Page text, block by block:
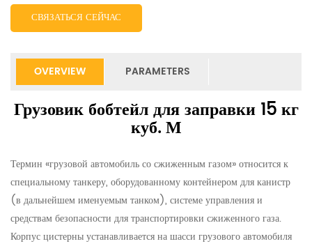
СВЯЗАТЬСЯ СЕЙЧАС
OVERVIEW PARAMETERS
Грузовик бобтейл для заправки 15 кг
куб. М
Термин «грузовой автомобиль со сжиженным газом» относится к
специальному танкеру, оборудованному контейнером для канистр
(в дальнейшем именуемым танком), системе управления и
средствам безопасности для транспортировки сжиженного газа.
Корпус цистерны устанавливается на шасси грузового автомобиля